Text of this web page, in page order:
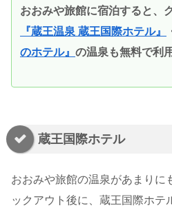
おおみや旅館に宿泊すると、
『蔵王温泉 蔵王国際ホテル』
のホテル』 の温泉も無料で利
蔵王国際ホテル
おおみや旅館の温泉があまり
ックアウト後に、蔵王国際ホテ